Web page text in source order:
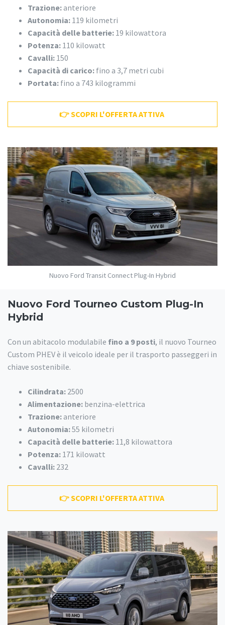
Trazione:anteriore
Autonomia: 119 kilometri
Capacità delle batterie: 19 kilowattora
Potenza: 110 kilowatt
Cavalli: 150
Capacità di carico: fino a 3,7 metri cubi
Portata: fino a 743 kilogrammi
👉 SCOPRI L'OFFERTA ATTIVA
Nuovo Ford Transit Connect Plug-In Hybrid
Nuovo Ford Tourneo Custom Plug-In
Hybrid
Con un abitacolo modulabile fino a 9 posti, il nuovo Tourneo
Custom PHEV è il veicolo ideale per il trasporto passeggeri in
chiave sostenibile.
Cilindrata: 2500
Alimentazione: benzina-elettrica
Trazione:anteriore
Autonomia:55 kilometri
Capacità delle batterie: 11,8 kilowattora
Potenza: 171 kilowatt
Cavalli: 232
👉 SCOPRI L'OFFERTA ATTIVA